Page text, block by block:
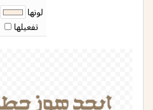
لونها
تفعيلها